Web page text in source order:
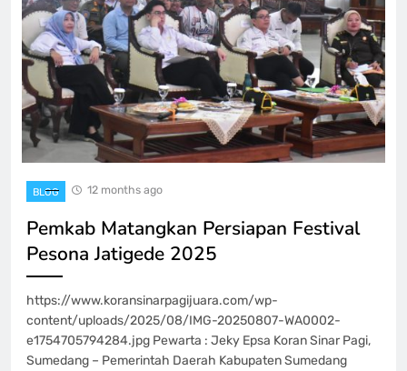
BLOG 12 months ago
Pemkab Matangkan Persiapan Festival
Pesona Jatigede 2025
https://www.koransinarpagijuara.com/wp-
content/uploads/2025/08/IMG-20250807-WA0002-
e1754705794284.jpg Pewarta : Jeky Epsa Koran Sinar Pagi,
Sumedang – Pemerintah Daerah Kabupaten Sumedang